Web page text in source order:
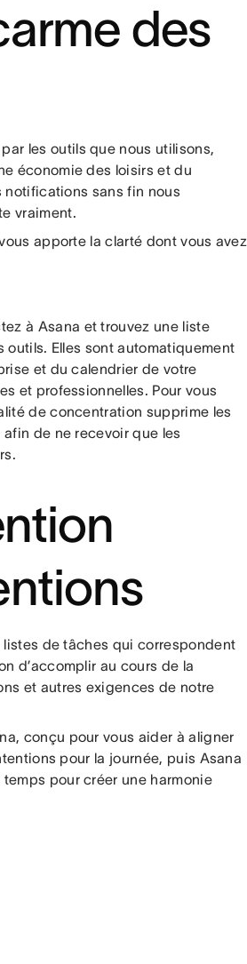
des
les outils que nous utilisons,
économie des loisirs et du
notifications sans fin nous
vraiment.
apporte la clarté dont vous avez
à Asana et trouvez une liste
Elles sont automatiquement
et du calendrier de votre
et professionnelles. Pour vous
de concentration supprime les
de ne recevoir que les
listes de tâches qui correspondent
d’accomplir au cours de la
et autres exigences de notre
conçu pour vous aider à aligner
pour la journée, puis Asana
pour créer une harmonie